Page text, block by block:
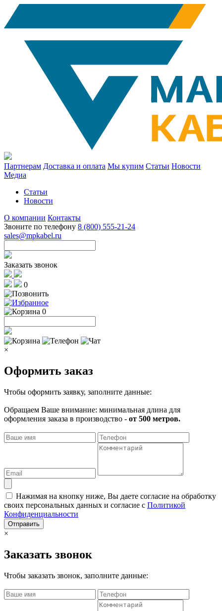
Партнерам Доставка и оплата Мы купим Статьи Новости
Медиа
Статьи
Новости
О компании Контакты
Звоните по телефону 8 (800) 555-21-24
sales@mpkabel.ru
Заказать звонок
0
0
×
Оформить заказ
Чтобы оформить заявку, заполните данные:
Обращаем Ваше внимание: минимальная длина для
оформления заказа в производство - от 500 метров.
Нажимая на кнопку ниже, Вы даете согласие на обработку
своих персональных данных и согласие с Политикой
Конфиденциальности
Отправить
×
Заказать звонок
Чтобы заказать звонок, заполните данные: